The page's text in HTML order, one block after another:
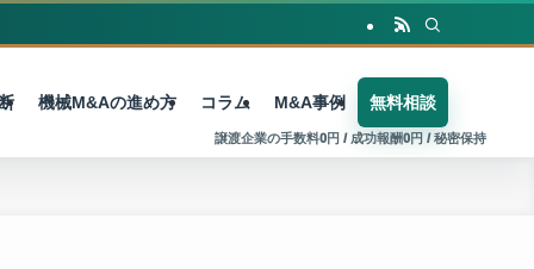
機械M&Aの進め方 コラム M&A事例 無料相談